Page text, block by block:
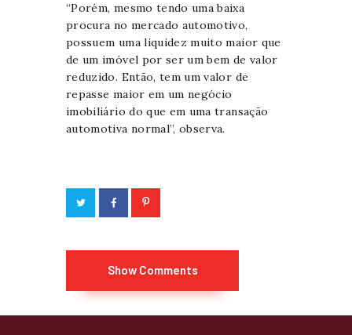
“Porém, mesmo tendo uma baixa
procura no mercado automotivo,
possuem uma liquidez muito maior que
de um imóvel por ser um bem de valor
reduzido. Então, tem um valor de
repasse maior em um negócio
imobiliário do que em uma transação
automotiva normal”, observa.
Show Comments